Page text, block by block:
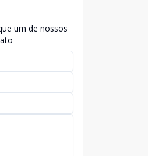
um de nossos